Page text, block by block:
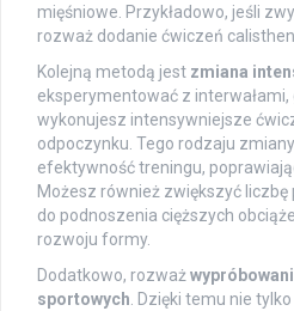
mięśniowe. Przykładowo, jeśli
rozważ dodanie ćwiczeń
Kolejną metodą jest zmiana
eksperymentować z
wykonujesz intensywniejsze
odpoczynku. Tego rodzaju
efektywność treningu,
Możesz również zwiększyć
do podnoszenia cięższych
rozwoju formy.
Dodatkowo, rozważ
sportowych. Dzięki temu nie